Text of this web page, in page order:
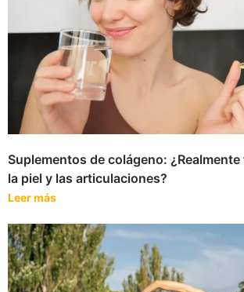
Suplementos de colágeno:
la piel y las articulaciones?
Leer más